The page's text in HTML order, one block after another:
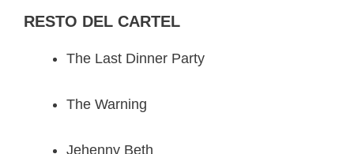
RESTO DEL CARTEL
The Last Dinner Party
The Warning
Jehenny Beth